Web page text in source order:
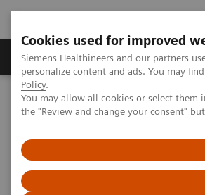
Cookies used for improved
Siemens Healthineers and our partners
personalize content and ads. You may
Policy.
You may allow all cookies or select them
the "Review and change your consent"
Produits & services
Home
News
La radiologie du futur – Approche basée